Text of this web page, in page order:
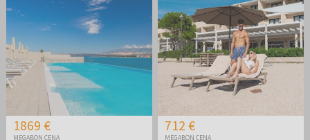
1869 €
MEGABON CENA
712 €
MEGABON CENA